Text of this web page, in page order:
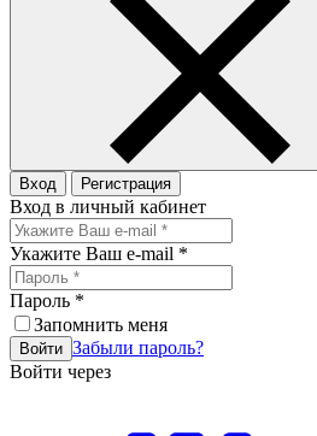
Вход Регистрация
Вход в личный кабинет
Укажите Ваш e-mail *
Пароль *
Запомнить меня
Войти Забыли пароль?
Войти через